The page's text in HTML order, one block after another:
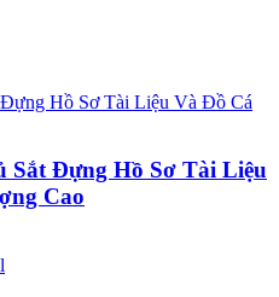
Sắt Đựng Hồ Sơ Tài Liệu
Cao